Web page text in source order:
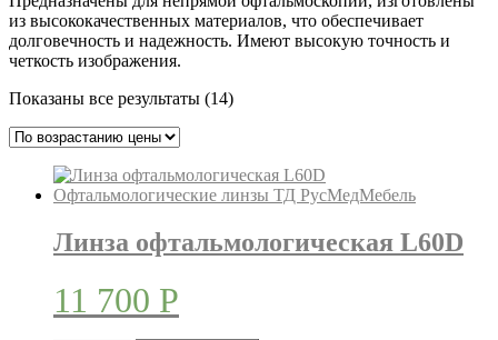
из высококачественных материалов, что обеспечивает
долговечность и надежность. Имеют высокую точность и
четкость изображения.
Показаны все результаты (14)Цены:
Линза офтальмологическая L60D
11 700 Р